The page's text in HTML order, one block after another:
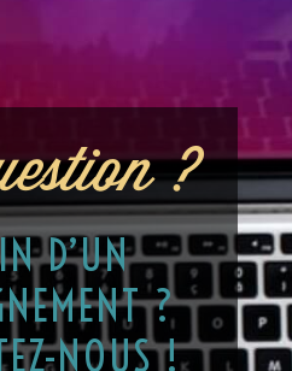
?
D’UN
?
NOUS !